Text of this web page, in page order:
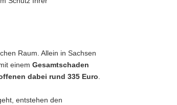
Raum. Allein in Sachsen
einem Gesamtschaden
dabei rund 335 Euro.
entstehen den